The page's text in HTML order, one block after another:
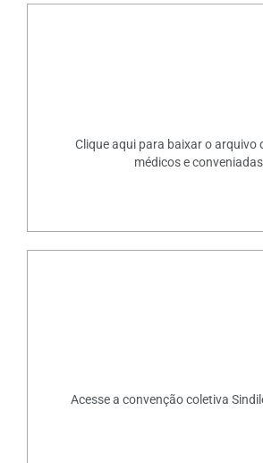
Clique aqui para baixar o arquivo
médicos e
Acesse a convenção coletiva